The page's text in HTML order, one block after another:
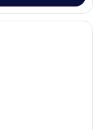
bulu kapas, peti besi